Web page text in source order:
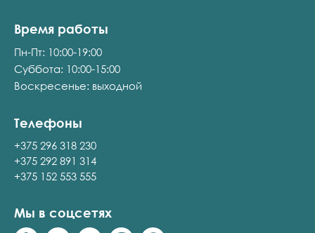
Время работы
Пн-Пт: 10:00-19:00
Суббота: 10:00-15:00
Воскресенье: выходной
Телефоны
+375 296 318 230
+375 292 891 314
+375 152 553 555
Мы в соцсетях